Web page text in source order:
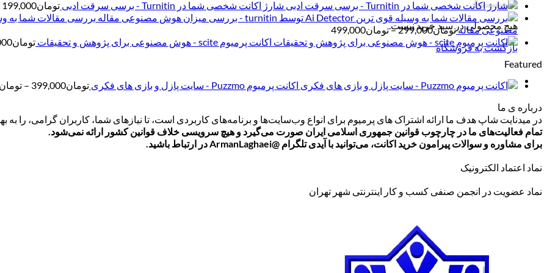
هیچ محصولی در سبد خرید نیست.
بازگشت به فروشگاه
شارژ اکانت شخصی شما در Turnitin - برسی سرقت ادبی تومان199,000
مصنوعی مقالهتومان299,000
– تومان499,000محدوده
قیمت:
اکانت پرمیوم scite - هوش مصنوعی برای پژوهش و تحقیقات تومان
Featured
اکانت پرمیوم Puzzmo - سایت پازل و بازی های فکری
تومان399,000
– تومان
درباره ی ما
در میدنایت شاپ هدف ما ارائه اشتراک های پرمیوم برای انواع وب‌سایت‌ها و برنامه‌های کاربردی است، تا نیازهای شما، کاربران گرامی، را
تمام فعالیت‌های ما در چارچوب قوانین جمهوری اسلامی ایران صورت می‌گیرد و هیچ سرویسی خلاف قوانین کشور ارائه نمی‌شود.
برای مشاوره و سوالات پیرامون خرید اکانت، می‌توانید با آیدی تلگرام @ArmanLaghaei در ارتباط باشید.
نماد اعتماد الکترونیک
نماد عضویت در انجمن صنفی کسب و کار اینترنتی شهر تهران